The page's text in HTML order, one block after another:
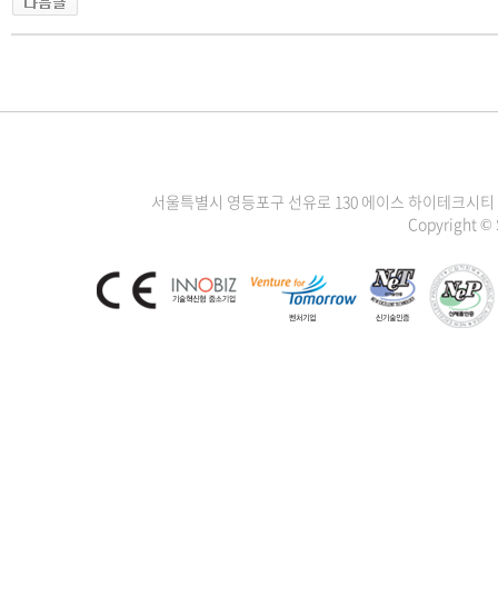
서울특별시 영등포구 선유로 130 에이스 하이테크시
Copyright ©